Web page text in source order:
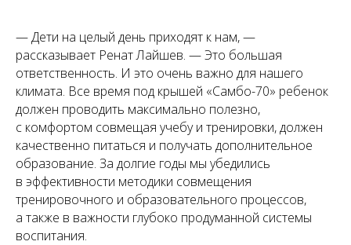
— Дети на целый день приходят к нам, —
рассказывает Ренат Лайшев. — Это большая
ответственность. И это очень важно для нашего
климата. Все время под крышей «Самбо-70» ребенок
должен проводить максимально полезно,
с комфортом совмещая учебу и тренировки, должен
качественно питаться и получать дополнительное
образование. За долгие годы мы убедились
в эффективности методики совмещения
тренировочного и образовательного процессов,
а также в важности глубоко продуманной системы
воспитания.